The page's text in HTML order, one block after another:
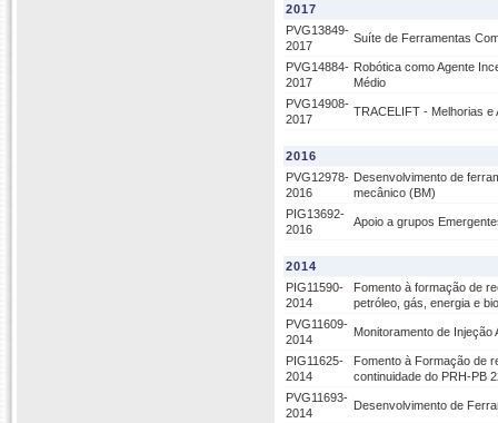
2017
PVG13849-
2017
Suíte de Ferramentas
PVG14884-
2017
Robótica como Agente
Médio
PVG14908-
2017
TRACELIFT - Melhorias e
2016
PVG12978-
2016
Desenvolvimento de
mecânico (BM)
PIG13692-
2016
Apoio a grupos
2014
PIG11590-
2014
Fomento à formação de
petróleo, gás, energia e
PVG11609-
2014
Monitoramento de
PIG11625-
2014
Fomento à Formação de
continuidade do PRH-PB
PVG11693-
2014
Desenvolvimento de